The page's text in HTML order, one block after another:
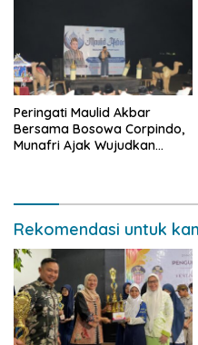
Peringati Maulid Akbar
Bersama Bosowa Corpindo,
Munafri Ajak Wujudkan
Rekomendasi untuk